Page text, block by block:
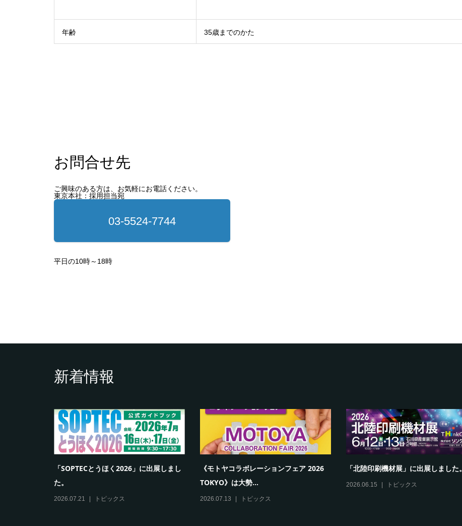
年齢 35歳までのかた
お問合せ先
ご興味のある方は、お気軽にお電話ください。
東京本社：採用担当宛
03-5524-7744
平日の10時～18時
新着情報
「SOPTECとうほく2026」に出展しまし
た。
2026.07.21 トピックス
《モトヤコラボレーションフェア 2026
TOKYO》は大勢...
2026.07.13 トピックス
「北陸印刷機材展」に出展しました。
2026.06.15 トピックス